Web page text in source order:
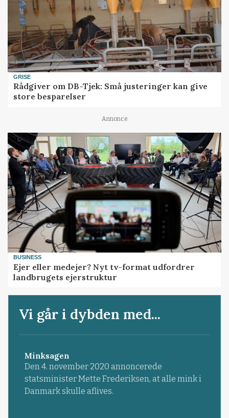
GRISE
Rådgiver om DB-Tjek: Små justeringer kan give
store besparelser
Annonce
BUSINESS
Ejer eller medejer? Nyt tv-format udfordrer
landbrugets ejerstruktur
Vi går i dybden med...
Minksagen
Den 4. november 2020 annoncerede
statsminister Mette Frederiksen, at alle mink i
Danmark skulle aflives.